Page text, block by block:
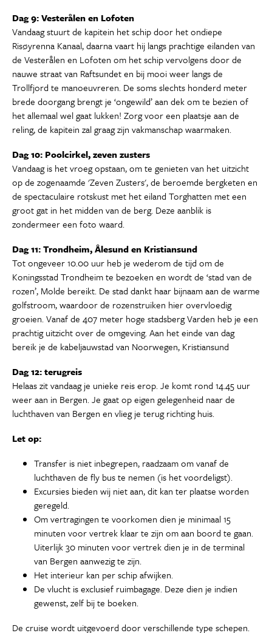
Dag 9: Vesterålen en Lofoten
Vandaag stuurt de kapitein het schip door het ondiepe
Risøyrenna Kanaal, daarna vaart hij langs prachtige eilanden van
de Vesterålen en Lofoten om het schip vervolgens door de
nauwe straat van Raftsundet en bij mooi weer langs de
Trollfjord te manoeuvreren. De soms slechts honderd meter
brede doorgang brengt je ‘ongewild’ aan dek om te bezien of
het allemaal wel gaat lukken! Zorg voor een plaatsje aan de
reling, de kapitein zal graag zijn vakmanschap waarmaken.
Dag 10: Poolcirkel, zeven zusters
Vandaag is het vroeg opstaan, om te genieten van het uitzicht
op de zogenaamde 'Zeven Zusters', de beroemde bergketen en
de spectaculaire rotskust met het eiland Torghatten met een
groot gat in het midden van de berg. Deze aanblik is
zondermeer een foto waard.
Dag 11: Trondheim, Ålesund en Kristiansund
Tot ongeveer 10.00 uur heb je wederom de tijd om de
Koningsstad Trondheim te bezoeken en wordt de ‘stad van de
rozen’, Molde bereikt. De stad dankt haar bijnaam aan de warme
golfstroom, waardoor de rozenstruiken hier overvloedig
groeien. Vanaf de 407 meter hoge stadsberg Varden heb je een
prachtig uitzicht over de omgeving. Aan het einde van dag
bereik je de kabeljauwstad van Noorwegen, Kristiansund
Dag 12: terugreis
Helaas zit vandaag je unieke reis erop. Je komt rond 14.45 uur
weer aan in Bergen. Je gaat op eigen gelegenheid naar de
luchthaven van Bergen en vlieg je terug richting huis.
Let op:
Transfer is niet inbegrepen, raadzaam om vanaf de
luchthaven de fly bus te nemen (is het voordeligst).
Excursies bieden wij niet aan, dit kan ter plaatse worden
geregeld.
Om vertragingen te voorkomen dien je minimaal 15
minuten voor vertrek klaar te zijn om aan boord te gaan.
Uiterlijk 30 minuten voor vertrek dien je in de terminal
van Bergen aanwezig te zijn.
Het interieur kan per schip afwijken.
De vlucht is exclusief ruimbagage. Deze dien je indien
gewenst, zelf bij te boeken.
De cruise wordt uitgevoerd door verschillende type schepen.